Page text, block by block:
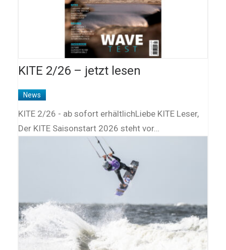
KITE 2/26 – jetzt lesen
News
KITE 2/26 - ab sofort erhältlichLiebe KITE Leser,
Der KITE Saisonstart 2026 steht vor…